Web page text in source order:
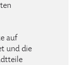
auf
und die